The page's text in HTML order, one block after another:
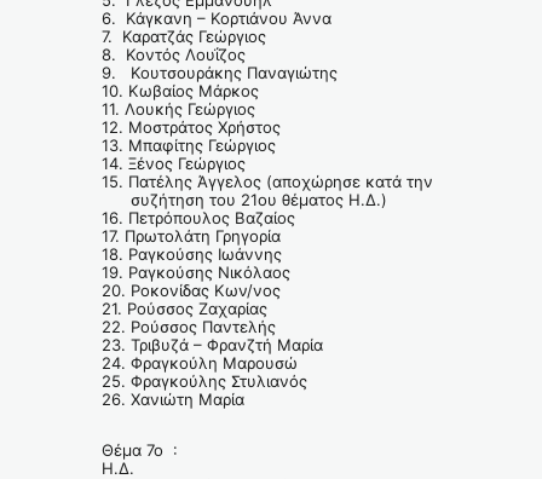
6. Κάγκανη – Κορτιάνου Άννα
7. Καρατζάς Γεώργιος
8. Κοντός Λουΐζος
9. Κουτσουράκης Παναγιώτης
10. Κωβαίος Μάρκος
11. Λουκής Γεώργιος
12. Μοστράτος Χρήστος
13. Μπαφίτης Γεώργιος
14. Ξένος Γεώργιος
15. Πατέλης Άγγελος (αποχώρησε κατά την
συζήτηση του 21ου θέματος Η.Δ.)
16. Πετρόπουλος Βαζαίος
17. Πρωτολάτη Γρηγορία
18. Ραγκούσης Ιωάννης
19. Ραγκούσης Νικόλαος
20. Ροκονίδας Κων/νος
21. Ρούσσος Ζαχαρίας
22. Ρούσσος Παντελής
23. Τριβυζά – Φρανζτή Μαρία
24. Φραγκούλη Μαρουσώ
25. Φραγκούλης Στυλιανός
26. Χανιώτη Μαρία
Θέμα 7ο :
Η.Δ.